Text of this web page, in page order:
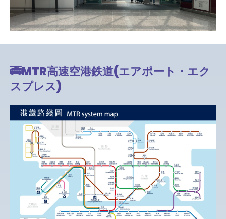
🚎MTR高速空港鉄道(エアポート・エク
スプレス)